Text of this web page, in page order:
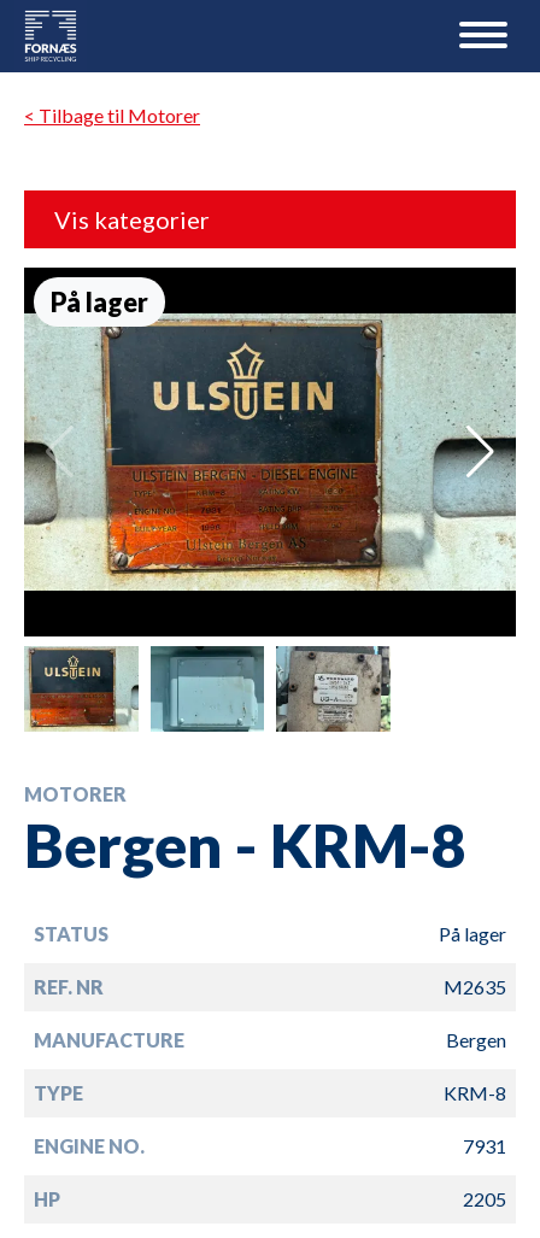
< Tilbage til Motorer
Vis kategorier
På lager
MOTORER
Bergen - KRM-8
STATUS På lager
REF. NR M2635
MANUFACTURE Bergen
TYPE KRM-8
ENGINE NO. 7931
HP 2205